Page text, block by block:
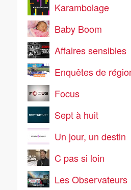
Karambolage
Baby Boom
Affaires sensibles
Enquêtes de
Focus
Sept à huit
Un jour, un destin
C pas si loin
Les Observateurs